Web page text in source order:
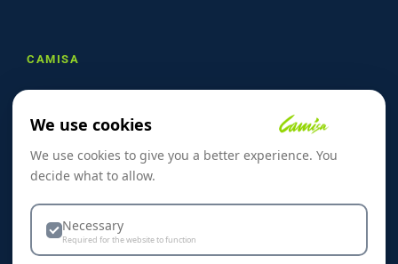
CAMISA
Referanser
Skreddersøm
Dekorasjon & Teknikker
Personvern & Cookies
We use cookies
We use cookies to give you a better experience. You
decide what to allow.
Necessary
Required for the website to function